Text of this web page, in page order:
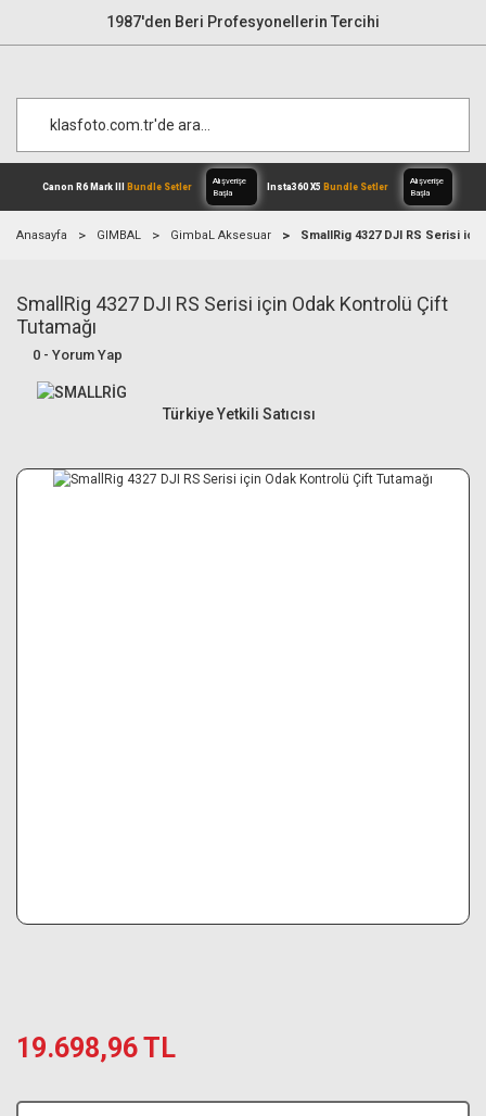
1987'den Beri Profesyonellerin Tercihi
Canon R6 Mark IIIBundle Setler
Alışverişe
Anasayfa GIMBAL GimbaL Aksesuar SmallRig 4327 DJI RS Serisi
SmallRig 4327 DJI RS Serisi için Odak Kontrolü Çift
Tutamağı
0 - Yorum Yap
Türkiye Yetkili Satıcısı
19.698,96 TL